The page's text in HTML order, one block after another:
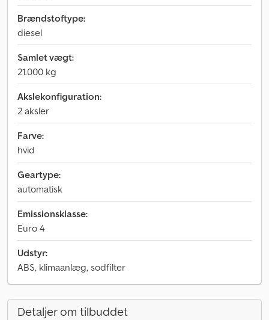
Brændstoftype:
diesel
Samlet vægt:
21.000 kg
Akslekonfiguration:
2 aksler
Farve:
hvid
Geartype:
automatisk
Emissionsklasse:
Euro 4
Udstyr:
ABS, klimaanlæg, sodfilter
Detaljer om tilbuddet